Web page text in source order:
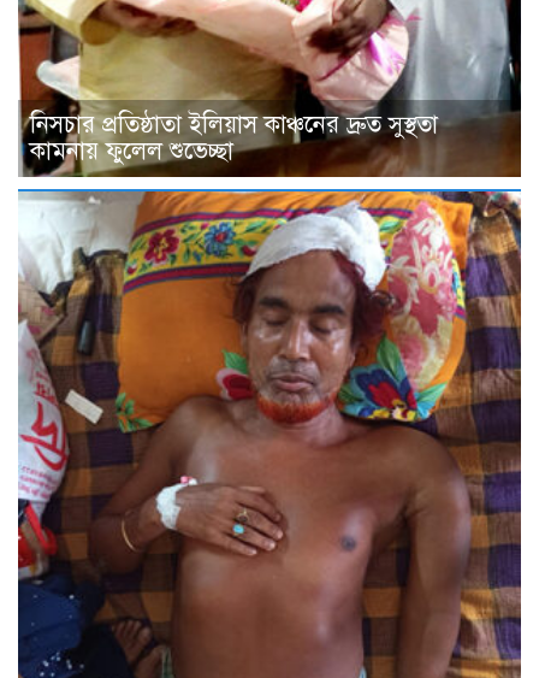
নিসচার প্রতিষ্ঠাতা ইলিয়াস কাঞ্চনের দ্রুত সুস্থতা
কামনায় ফুলেল শুভেচ্ছা